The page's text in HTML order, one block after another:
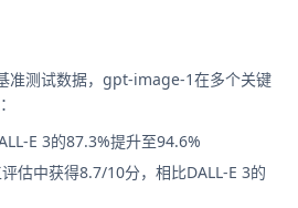
准测试数据，gpt-image-1在多个关键
E 3的87.3%提升至94.6%
估中获得8.7/10分，相比DALL-E 3的